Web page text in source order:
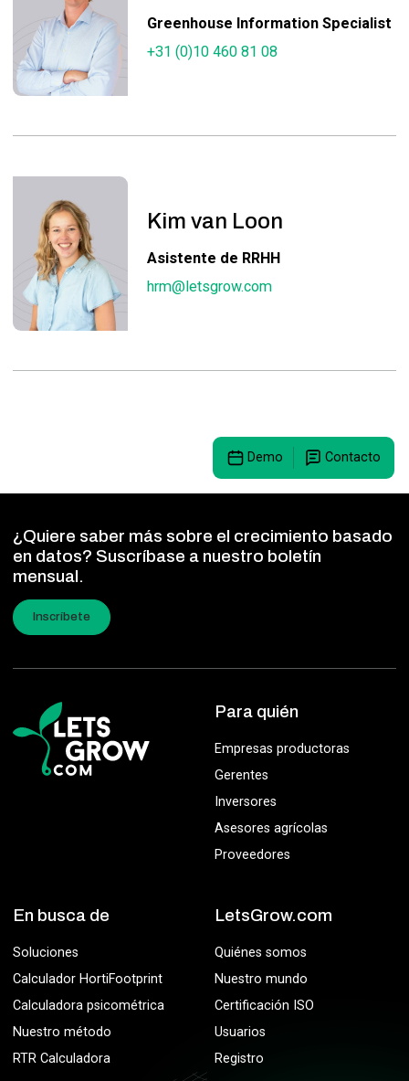
Greenhouse Information Specialist
+31 (0)10 460 81 08
Kim van Loon
Asistente de RRHH
hrm@letsgrow.com
Demo Contacto
¿Quiere saber más sobre el crecimiento basado
en datos? Suscríbase a nuestro boletín
mensual.
Inscríbete
Para quién
Empresas productoras
Gerentes
Inversores
Asesores agrícolas
Proveedores
En busca de
Soluciones
Calculador HortiFootprint
Calculadora psicométrica
Nuestro método
RTR Calculadora
LetsGrow.com
Quiénes somos
Nuestro mundo
Certificación ISO
Usuarios
Registro